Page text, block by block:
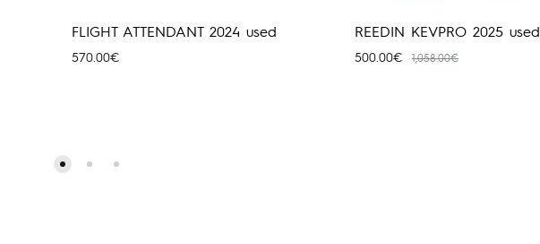
FLIGHT ATTENDANT 2024 used
570.00€
REEDIN KEVPRO 2025 used
500.00€ 1,058.00€